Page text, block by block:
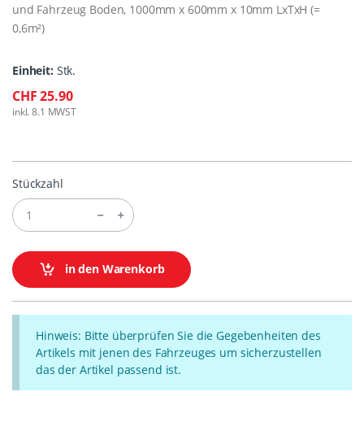
und Fahrzeug Boden, 1000mm x 600mm x 10mm LxTxH (=
0,6m²)
Einheit: Stk.
CHF 25.90
inkl. 8.1 MWST
Stückzahl
in den Warenkorb
Hinweis: Bitte überprüfen Sie die Gegebenheiten des
Artikels mit jenen des Fahrzeuges um sicherzustellen
das der Artikel passend ist.